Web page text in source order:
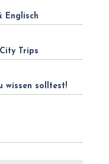
Englisch
Trips
wissen solltest!